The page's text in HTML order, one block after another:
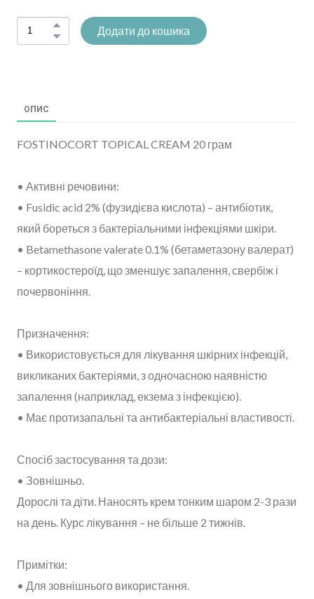
Додати до кошика
ОПИС
FOSTINOCORT TOPICAL CREAM 20 грам
• Активні речовини:
• Fusidic acid 2% (фузидієва кислота) – антибіотик,
який бореться з бактеріальними інфекціями шкіри.
• Betamethasone valerate 0.1% (бетаметазону валерат)
– кортикостероїд, що зменшує запалення, свербіж і
почервоніння.
Призначення:
• Використовується для лікування шкірних інфекцій,
викликаних бактеріями, з одночасною наявністю
запалення (наприклад, екзема з інфекцією).
• Має протизапальні та антибактеріальні властивості.
Спосіб застосування та дози:
• Зовнішньо.
Дорослі та діти. Наносять крем тонким шаром 2-3 рази
на день. Курс лікування – не більше 2 тижнів.
Примітки:
• Для зовнішнього використання.